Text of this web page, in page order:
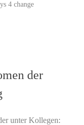
4 change
der
unter Kollegen: